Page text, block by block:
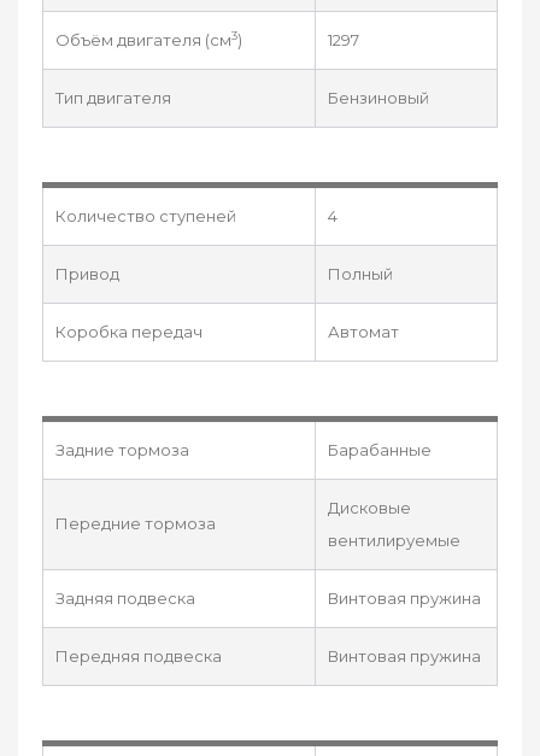
Объём двигателя (см3) 1297
Тип двигателя Бензиновый
Количество ступеней 4
Привод Полный
Коробка передач Автомат
Задние тормоза Барабанные
Передние тормоза
Дисковые
вентилируемые
Задняя подвеска Винтовая пружина
Передняя подвеска Винтовая пружина